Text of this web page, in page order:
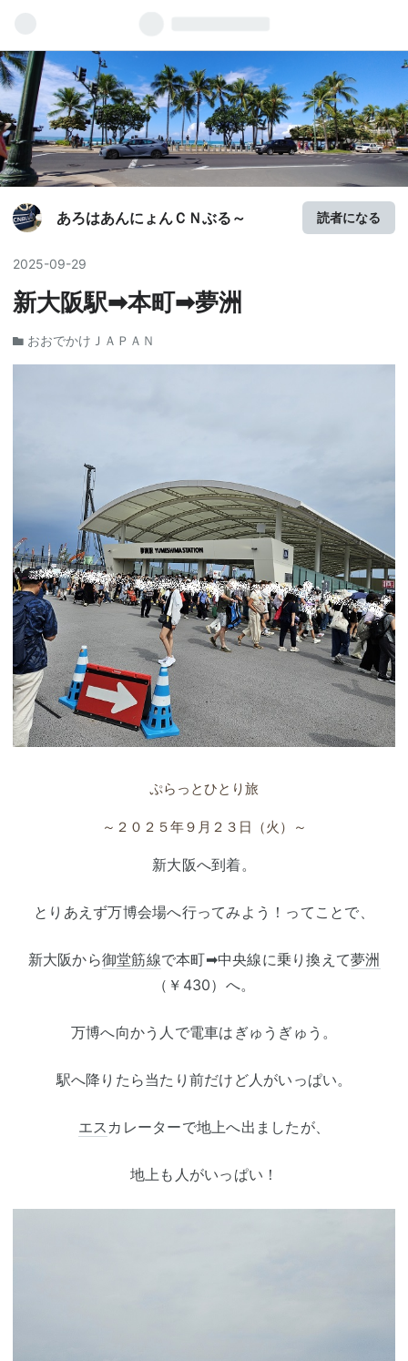
あろはあんにょんＣＮぶる～ 読者になる
2025-09-29
新大阪駅➡本町➡夢洲
おおでかけＪＡＰＡＮ
ぷらっとひとり旅
～２０２５年９月２３日（火）～
新大阪へ到着。
とりあえず万博会場へ行ってみよう！ってことで、
新大阪から御堂筋線で本町➡中央線に乗り換えて夢洲
（￥430）へ。
万博へ向かう人で電車はぎゅうぎゅう。
駅へ降りたら当たり前だけど人がいっぱい。
エス カレーターで地上へ出ましたが、
地上も人がいっぱい！